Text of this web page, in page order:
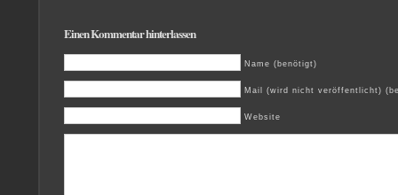
Einen Kommentar hinterlassen
Name (benötigt)
Mail (wird nicht veröffentlicht)
Website